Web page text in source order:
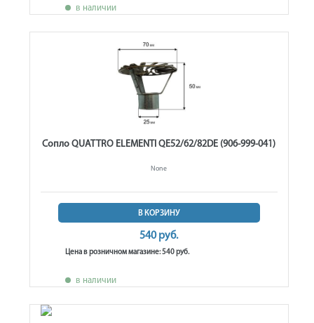
в наличии
Сопло QUATTRO ELEMENTI QE52/62/82DE (906-999-041)
None
В КОРЗИНУ
540 руб.
Цена в розничном магазине: 540 руб.
в наличии